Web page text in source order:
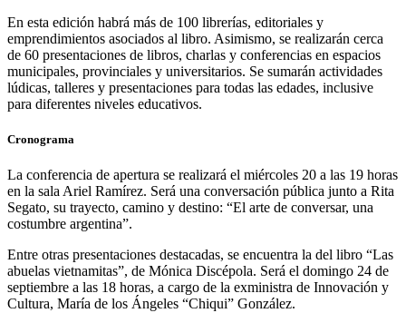
En esta edición habrá más de 100 librerías, editoriales y
emprendimientos asociados al libro. Asimismo, se realizarán cerca
de 60 presentaciones de libros, charlas y conferencias en espacios
municipales, provinciales y universitarios. Se sumarán actividades
lúdicas, talleres y presentaciones para todas las edades, inclusive
para diferentes niveles educativos.
Cronograma
La conferencia de apertura se realizará el miércoles 20 a las 19 horas
en la sala Ariel Ramírez. Será una conversación pública junto a Rita
Segato, su trayecto, camino y destino: “El arte de conversar, una
costumbre argentina”.
Entre otras presentaciones destacadas, se encuentra la del libro “Las
abuelas vietnamitas”, de Mónica Discépola. Será el domingo 24 de
septiembre a las 18 horas, a cargo de la exministra de Innovación y
Cultura, María de los Ángeles “Chiqui” González.